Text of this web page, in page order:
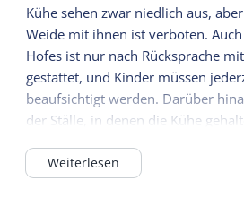
Kühe sehen zwar niedlich aus,
Weide mit ihnen ist verboten.
Hofes ist nur nach Rücksprache
gestattet, und Kinder müssen
beaufsichtigt werden. Darüber
der Ställe, in denen die Kühe
erlaubt.
Weiterlesen